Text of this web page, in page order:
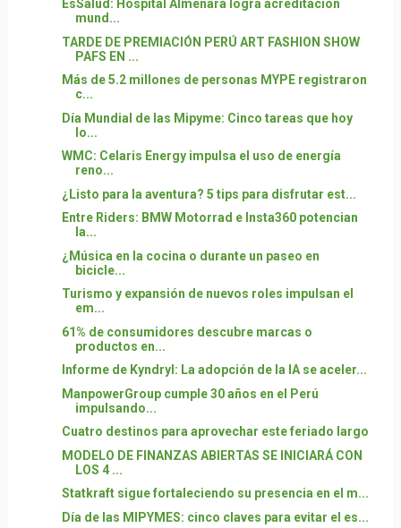
EsSalud: Hospital Almenara logra acreditación
mund...
TARDE DE PREMIACIÓN PERÚ ART FASHION SHOW
PAFS EN ...
Más de 5.2 millones de personas MYPE registraron
c...
Día Mundial de las Mipyme: Cinco tareas que hoy
lo...
WMC: Celaris Energy impulsa el uso de energía
reno...
¿Listo para la aventura? 5 tips para disfrutar est...
Entre Riders: BMW Motorrad e Insta360 potencian
la...
¿Música en la cocina o durante un paseo en
bicicle...
Turismo y expansión de nuevos roles impulsan el
em...
61% de consumidores descubre marcas o
productos en...
Informe de Kyndryl: La adopción de la IA se aceler...
ManpowerGroup cumple 30 años en el Perú
impulsando...
Cuatro destinos para aprovechar este feriado largo
MODELO DE FINANZAS ABIERTAS SE INICIARÁ CON
LOS 4 ...
Statkraft sigue fortaleciendo su presencia en el m...
Día de las MIPYMES: cinco claves para evitar el es...